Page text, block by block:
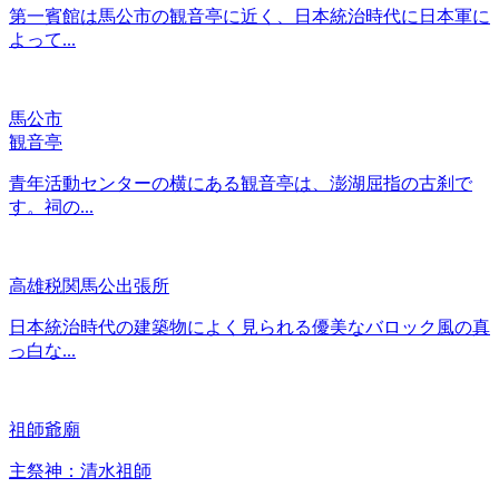
第一賓館は馬公市の観音亭に近く、日本統治時代に日本軍に
よって...
馬公市
観音亭
青年活動センターの横にある観音亭は、澎湖屈指の古刹で
す。祠の...
高雄税関馬公出張所
日本統治時代の建築物によく見られる優美なバロック風の真
っ白な...
祖師爺廟
主祭神：清水祖師